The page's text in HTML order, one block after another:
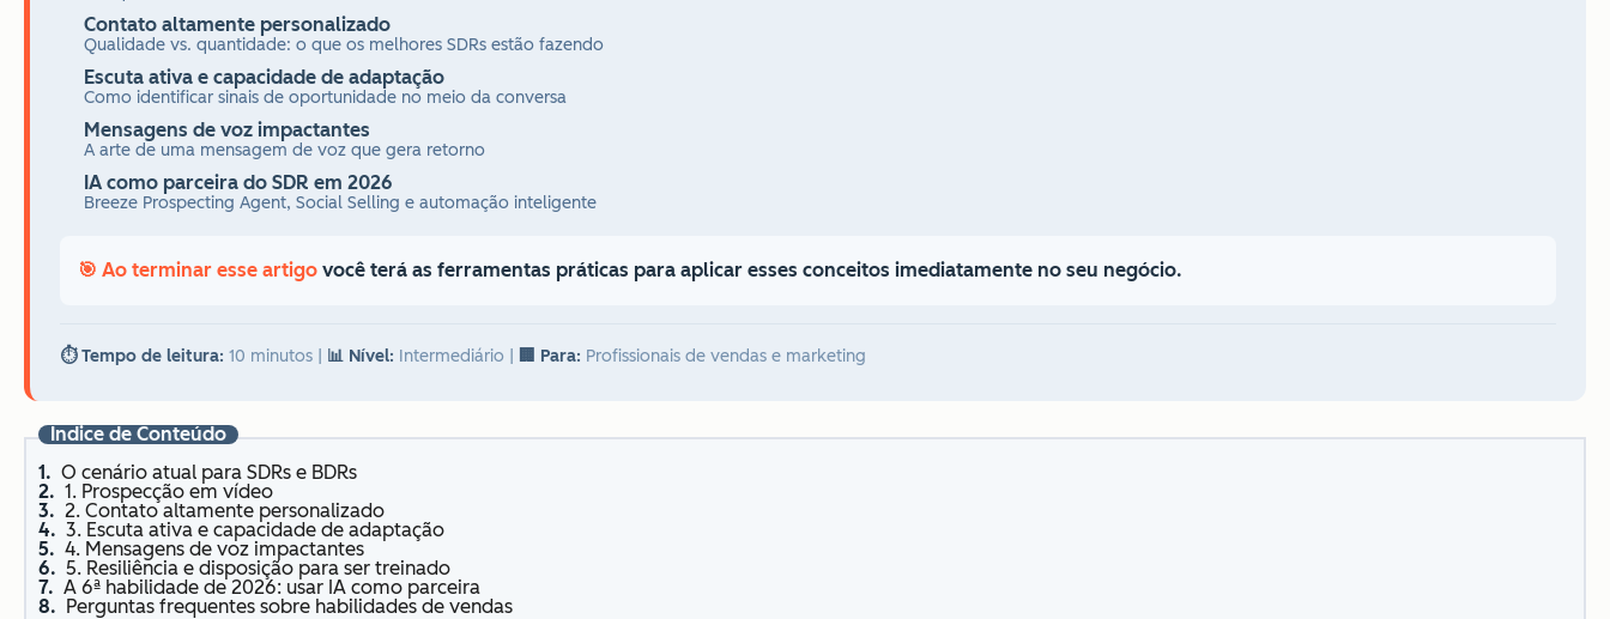
Contato altamente personalizado
Qualidade vs. quantidade: o que os melhores SDRs estão fazendo
Escuta ativa e capacidade de adaptação
Como identificar sinais de oportunidade no meio da conversa
Mensagens de voz impactantes
A arte de uma mensagem de voz que gera retorno
IA como parceira do SDR em 2026
Breeze Prospecting Agent, Social Selling e automação inteligente
🎯 Ao terminar esse artigo você terá as ferramentas práticas para aplicar esses conceitos imediatamente no seu negócio.
⏱️ Tempo de leitura: 10 minutos 📊 Nível: Intermediário 🏢 Para: Profissionais de vendas e marketing
Índice de Conteúdo
O cenário atual para SDRs e BDRs
1. Prospecção em vídeo
2. Contato altamente personalizado
3. Escuta ativa e capacidade de adaptação
4. Mensagens de voz impactantes
5. Resiliência e disposição para ser treinado
A 6ª habilidade de 2026: usar IA como parceira
Perguntas frequentes sobre habilidades de vendas